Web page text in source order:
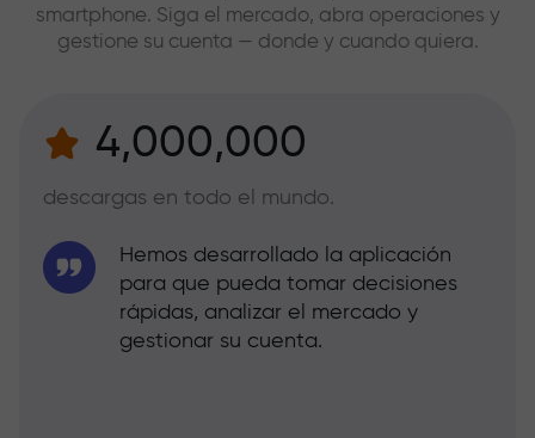
smartphone. Siga el mercado, abra operaciones y
gestione su cuenta — donde y cuando quiera.
4,000,000
descargas en todo el mundo.
Hemos desarrollado la aplicación
para que pueda tomar decisiones
rápidas, analizar el mercado y
gestionar su cuenta.